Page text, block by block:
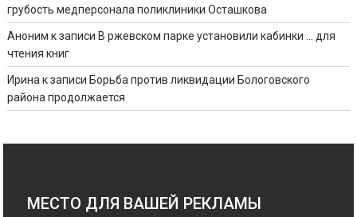
грубость медперсонала поликлиники Осташкова
Аноним к записи В ржевском парке установили кабинки … для
чтения книг
Ирина к записи Борьба против ликвидации Бологовского
района продолжается
МЕСТО ДЛЯ ВАШЕЙ РЕКЛАМЫ